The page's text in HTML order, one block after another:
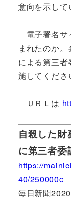
意向を示して
電子署名サ
まれたのか
による第三
施してくださ
ＵＲＬは
自殺した財
に第三者委
https://
40/250000c
毎日新聞